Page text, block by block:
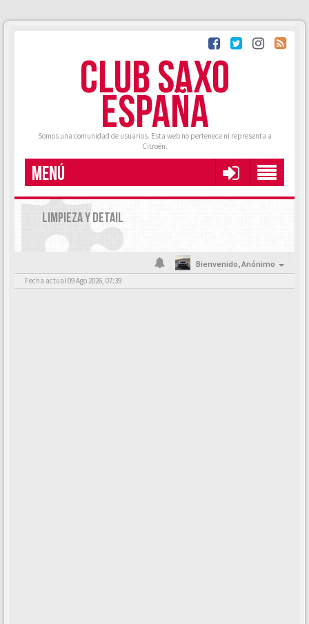
CLUB SAXO
ESPAÑA
Somos una comunidad de usuarios. Esta web no pertenece ni representa a
Citroën.
MENÚ
LIMPIEZA Y DETAIL
Bienvenido,Anónimo
Fecha actual 09 Ago 2026, 07:39